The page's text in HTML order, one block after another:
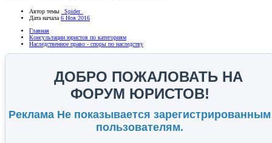
Автор темы
_Spider_
Дата начала 6 Ноя 2016
Главная
Консультации юристов по категориям
Наследственное право - споры по наследству
ДОБРО ПОЖАЛОВАТЬ НА
ФОРУМ ЮРИСТОВ!
Реклама Не показывается зарегистрированным
пользователям.